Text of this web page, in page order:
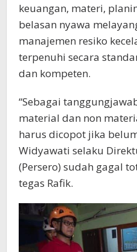
keuangan, materi,
belasan nyawa
manajemen resiko
terpenuhi secara
dan kompeten.
“Sebagai
material dan non
harus dicopot jika
Widyawati selaku
(Persero) sudah gagal
tegas Rafik.